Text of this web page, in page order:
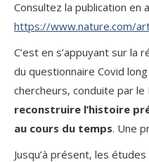
Consultez la publication en
https://www.nature.com/
C’est en s’appuyant sur
du questionnaire Covid
chercheurs, conduite par le
reconstruire l’histoire
au cours du temps. Une
Jusqu’à présent, les